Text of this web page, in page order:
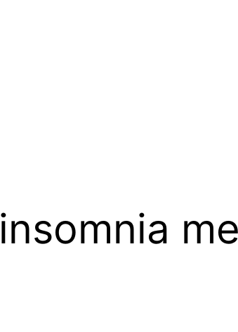
insomnia